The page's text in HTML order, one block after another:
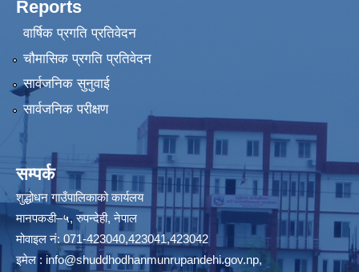
Reports
वार्षिक प्रगति प्रतिवेदन
चौमासिक प्रगति प्रतिवेदन
सार्वजनिक सुनुवाई
सार्वजनिक परीक्षण
सम्पर्क
शुद्धोधन गाउँपालिकाको कार्यलय
मानपकडी–५, रुपन्देही, नेपाल
मोवाइल नं: 071-423040,423041,423042
इमेल : info@shuddhodhanmunrupandehi.gov.np,